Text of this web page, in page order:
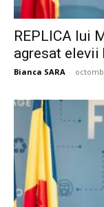
REPLICA lui
agresat elevii
Bianca SARA -